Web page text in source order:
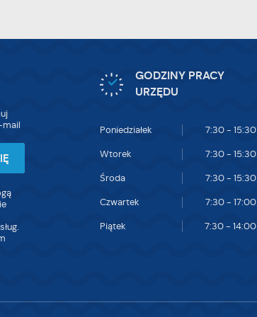
mail
GODZINY PRACY
URZĘDU
Poniedziałek 7:30 - 15:30
Wtorek 7:30 - 15:30
Środa 7:30 - 15:30
Czwartek 7:30 - 17:00
Piątek 7:30 - 14:00
promocyjne mogą pojawić się na stronach podmiotów
społecznościowych.